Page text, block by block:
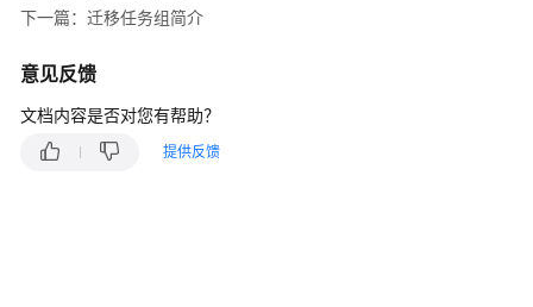
限
理
迁
移
下一篇：迁移任务组简介
意见反馈
文档内容是否对您有帮助？
提供反馈